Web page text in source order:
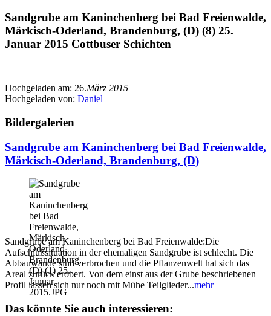
Sandgrube am Kaninchenberg bei Bad Freienwalde,
Märkisch-Oderland, Brandenburg, (D) (8) 25.
Januar 2015 Cottbuser Schichten
Hochgeladen am: 26.März 2015
Hochgeladen von: Daniel
Bildergalerien
Sandgrube am Kaninchenberg bei Bad Freienwalde,
Märkisch-Oderland, Brandenburg, (D)
Sandgrube am Kaninchenberg bei Bad Freienwalde:Die
Aufschlußsituation in der ehemaligen Sandgrube ist schlecht. Die
Abbauwände sind verbrochen und die Pflanzenwelt hat sich das
Areal zurück erobert. Von dem einst aus der Grube beschriebenen
Profil lassen sich nur noch mit Mühe Teilglieder...mehr
Das könnte Sie auch interessieren: